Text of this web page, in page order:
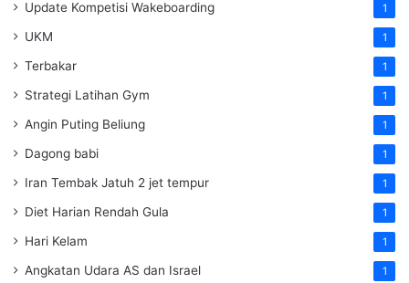
Update Kompetisi Wakeboarding 1
UKM 1
Terbakar 1
Strategi Latihan Gym 1
Angin Puting Beliung 1
Dagong babi 1
Iran Tembak Jatuh 2 jet tempur 1
Diet Harian Rendah Gula 1
Hari Kelam 1
Angkatan Udara AS dan Israel 1